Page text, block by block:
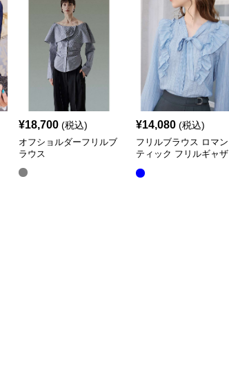
¥18,700 (税込)
オフショルダーフリルブ
ラウス
¥14,080 (税込)
フリルブラウス ロマン
ティック フリルギャザ